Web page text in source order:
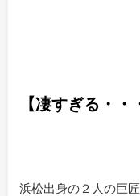
【凄すぎる・・
浜松出身の２人の巨匠